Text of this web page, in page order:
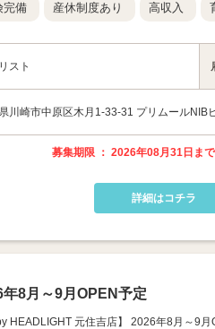
完備 産休制度あり 高収入
スト
川崎市中原区木月1-33-31 プリムールNIB
募集期限 ： 2026年08月31日ま
詳細はコチラ
8月～9月OPEN予定
HEADLIGHT 元住吉店】 2026年8月～9